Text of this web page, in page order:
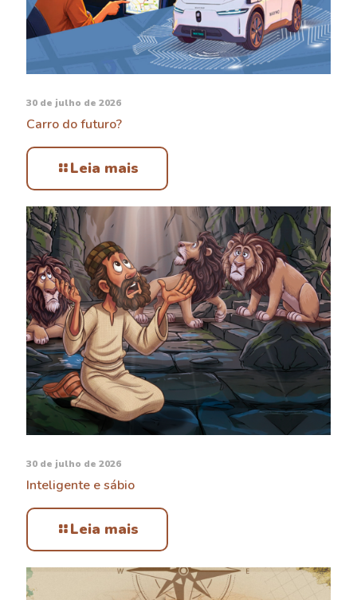
30 de julho de 2026
Carro do futuro?
Leia mais
30 de julho de 2026
Inteligente e sábio
Leia mais